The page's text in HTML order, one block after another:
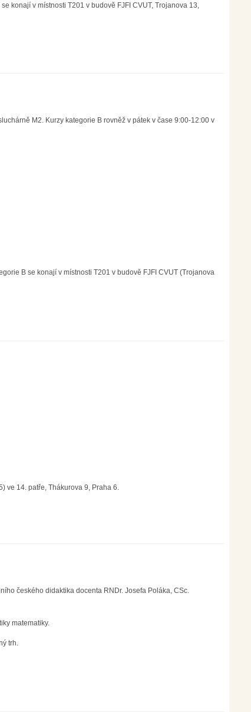
konají v místnosti T201 v budově FJFI CVUT, Trojanova 13,
M2. Kurzy kategorie B rovněž v pátek v čase 9:00-12:00 v
B se konají v místnosti T201 v budově FJFI CVUT (Trojanova
ve 14. patře, Thákurova 9, Praha 6.
českého didaktika docenta RNDr. Josefa Poláka, CSc.
matematiky.
trh.